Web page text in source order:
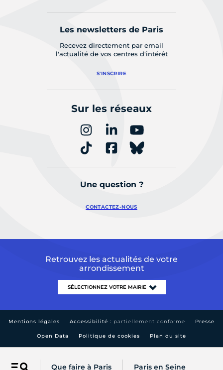
Que faire à Paris Paris en Seine
Les newsletters de Paris
Recevez directement par email
l'actualité de vos centres d'intérêt
S'INSCRIRE
Sur les réseaux
Une question ?
CONTACTEZ-NOUS
Retrouvez les actualités de votre
arrondissement
Mentions légales Accessibilité : partiellement conforme Presse
Open Data Politique de cookies Plan du site